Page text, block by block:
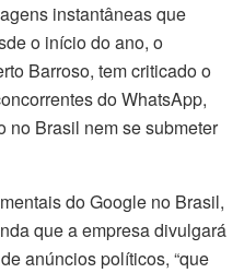
instantâneas que
o início do ano, o
Barroso, tem criticado o
do WhatsApp,
no Brasil nem se submeter
do Google no Brasil,
que a empresa divulgará
anúncios políticos, “que